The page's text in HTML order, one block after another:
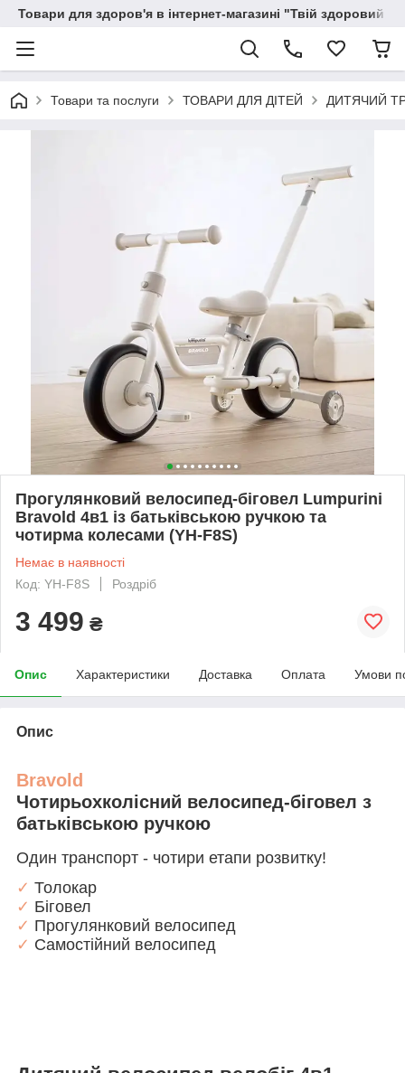
Товари для здоров'я в інтернет-магазині "Твій здоровий
Товари та послуги ТОВАРИ ДЛЯ ДІТЕЙ ДИТЯЧИЙ
Прогулянковий велосипед-біговел Lumpurini
Bravold 4в1 із батьківською ручкою та
чотирма колесами (YH-F8S)
Немає в наявності
Код: YH-F8S
Роздріб
3 499 ₴
Опис Характеристики Доставка Оплата Умови
Опис
Bravold
Чотирьохколісний велосипед-біговел з
батьківською ручкою
Один транспорт - чотири етапи розвитку!
✓ Толокар
✓ Біговел
✓ Прогулянковий велосипед
✓ Самостійний велосипед